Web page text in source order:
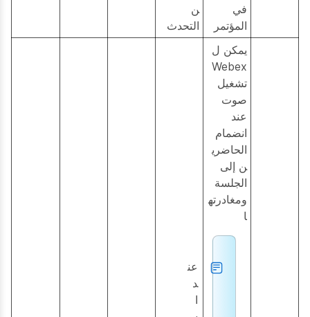
في
المؤتمر
ن
التحدث
يمكن ل
Webex
تشغيل
صوت
عند
انضمام
الحاضري
ن إلى
الجلسة
ومغادرته
ا
عن
د
ا